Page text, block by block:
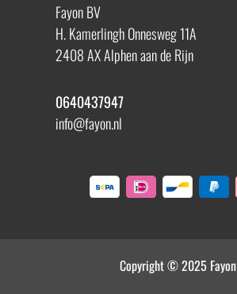
Fayon BV
H. Kamerlingh Onnesweg 11A
2408 AX Alphen aan de Rijn
0640437947
info@fayon.nl
Copyright © 2025 Fayon